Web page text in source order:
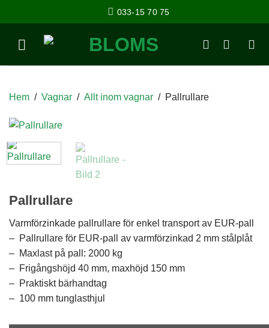
033-15 70 75
Hem / Vagnar / Allt inom vagnar / Pallrullare
Pallrullare
Varmförzinkade pallrullare för enkel transport av EUR-pall
– Pallrullare för EUR-pall av varmförzinkad 2 mm stålplåt
– Maxlast på pall: 2000 kg
– Frigångshöjd 40 mm, maxhöjd 150 mm
– Praktiskt bärhandtag
– 100 mm tunglasthjul